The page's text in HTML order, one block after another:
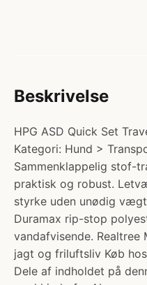
Beskrivelse
HPG ASD Quick Set
Kategori: Hund >
Sammenklappelig stof-
praktisk og robust.
styrke uden unødig
Duramax rip-stop
vandafvisende.
jagt og friluftsliv Køb
Dele af indholdet på